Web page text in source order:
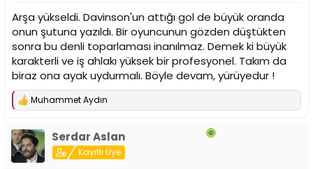
Arşa yükseldi. Davinson'un attığı gol de büyük oranda
onun şutuna yazıldı. Bir oyuncunun gözden düştükten
sonra bu denli toparlaması inanılmaz. Demek ki büyük
karakterli ve iş ahlakı yüksek bir profesyonel. Takım da
biraz ona ayak uydurmalı. Böyle devam, yürüyedur !
T
p
k
i
l
Muhammet Aydın
Serdar Aslan
Kayıtlı Üye